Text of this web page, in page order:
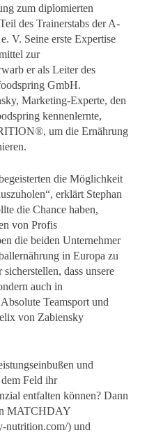
zum diplomierten
des Trainerstabs der A-
V. Seine erste Expertise
zur
er als Leiter des
GmbH.
Marketing-Experte, den
kennenlernte,
um die Ernährung
die Möglichkeit
erklärt Stephan
die Chance haben,
von Profis
die beiden Unternehmer
in Europa zu
dass unsere
auch in
Teamsport und
von Zabiensky
und
Feld ihr
entfalten können? Dann
MATCHDAY
) und